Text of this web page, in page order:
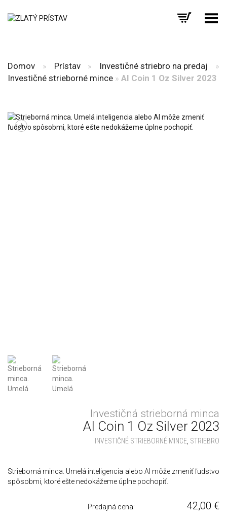
Prepnúť menu
Domov » Prístav» Investičné striebro na predaj »
Investičné strieborné mince » AI Coin 1 Oz Silver 2023
+
Investičná strieborná minca
AI Coin 1 Oz Silver 2023
INVESTIČNÉ STRIEBORNÉ MINCE STRIEBRO
Strieborná minca. Umelá inteligencia alebo AI môže zmeniť ľudstvo
spôsobmi, ktoré ešte nedokážeme úplne pochopiť.
Predajná cena: 42,00 €